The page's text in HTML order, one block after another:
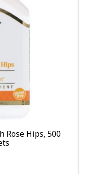
Rose Hips, 500